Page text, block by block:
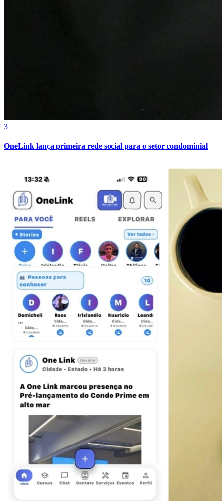
Cruzeiro
3
OneLink lança primeira rede social para o setor condominial